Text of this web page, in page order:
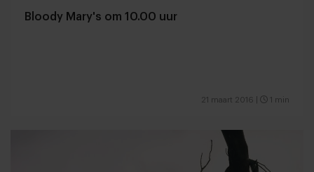
Bloody Mary's om 10.00 uur
21 maart 2016 1 min